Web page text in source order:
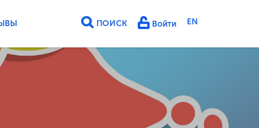
ПОИСК Войти EN